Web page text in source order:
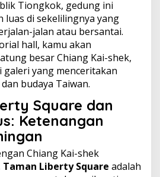
Tiongkok, gedung ini
luas di sekelilingnya yang
jalan atau bersantai.
hall, kamu akan
besar Chiang Kai-shek,
yang menceritakan
budaya Taiwan.
Square dan
Ketenangan
Chiang Kai-shek
Taman Liberty Square adalah